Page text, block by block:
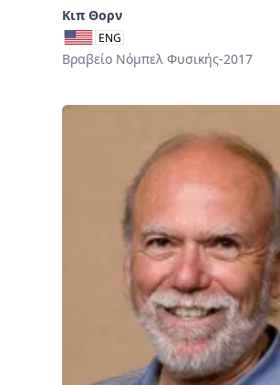
Κιπ Θορν
ENG
Βραβείο Νόμπελ Φυσικής-2017